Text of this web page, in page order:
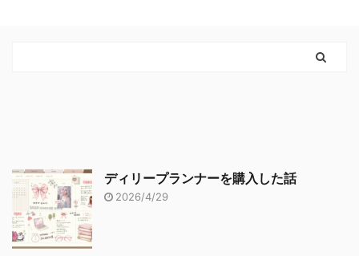
ディリープランナーを購入した話
2026/4/29